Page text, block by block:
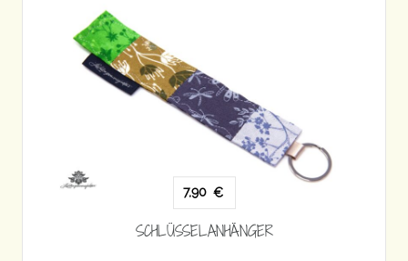
7,90 €
SCHLÜSSELANHÄNGER